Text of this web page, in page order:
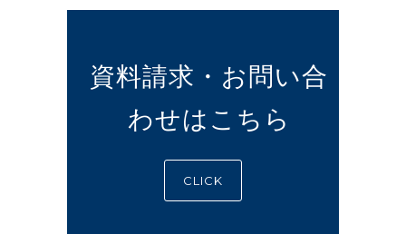
資料請求・お問い合
わせはこちら
CLICK